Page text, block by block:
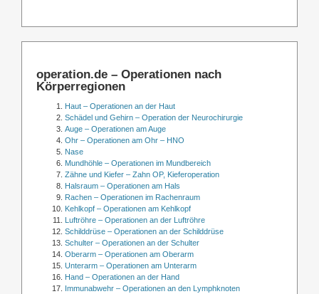
operation.de – Operationen nach
Körperregionen
Haut – Operationen an der Haut
Schädel und Gehirn – Operation der Neurochirurgie
Auge – Operationen am Auge
Ohr – Operationen am Ohr – HNO
Nase
Mundhöhle – Operationen im Mundbereich
Zähne und Kiefer – Zahn OP, Kieferoperation
Halsraum – Operationen am Hals
Rachen – Operationen im Rachenraum
Kehlkopf – Operationen am Kehlkopf
Luftröhre – Operationen an der Luftröhre
Schilddrüse – Operationen an der Schilddrüse
Schulter – Operationen an der Schulter
Oberarm – Operationen am Oberarm
Unterarm – Operationen am Unterarm
Hand – Operationen an der Hand
Immunabwehr – Operationen an den Lymphknoten